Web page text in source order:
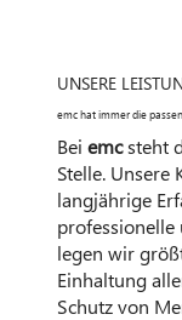
Beiemcsteht
Stelle. Unsere
langjährige
professionelle
legen wir
Einhaltung
Schutz von
emc hat immer die
UNSERE